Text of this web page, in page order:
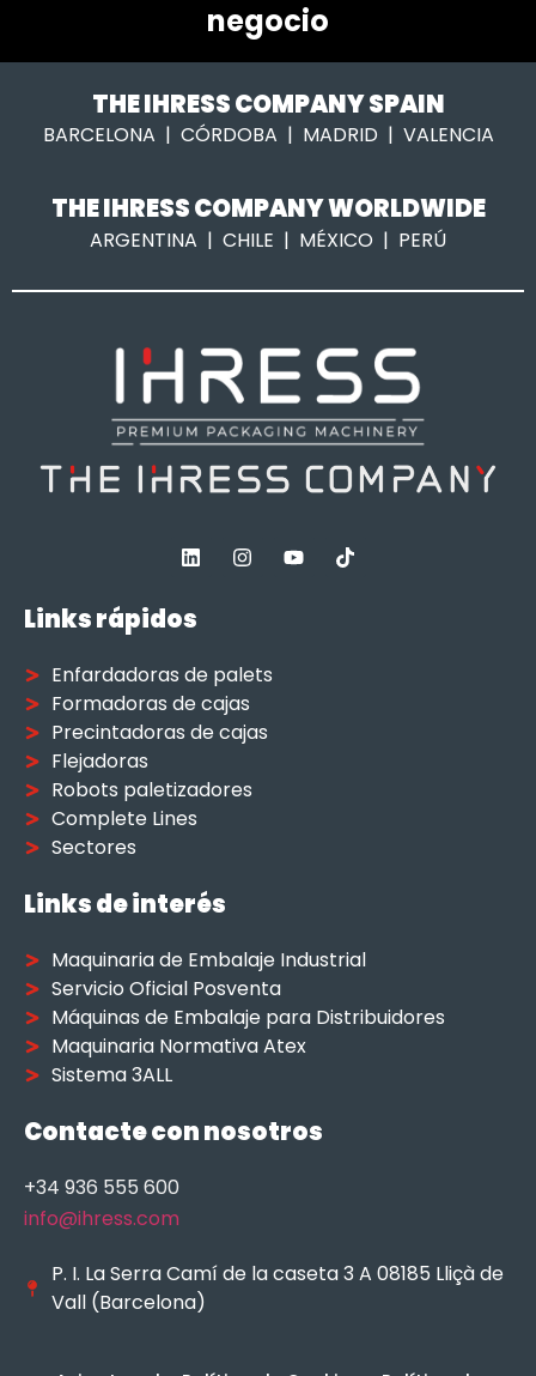
negocio
THE IHRESS COMPANY SPAIN
BARCELONA | CÓRDOBA | MADRID | VALENCIA
THE IHRESS COMPANY WORLDWIDE
ARGENTINA | CHILE | MÉXICO | PERÚ
Links rápidos
Enfardadoras de palets
Formadoras de cajas
Precintadoras de cajas
Flejadoras
Robots paletizadores
Complete Lines
Sectores
Links de interés
Maquinaria de Embalaje Industrial
Servicio Oficial Posventa
Máquinas de Embalaje para Distribuidores
Maquinaria Normativa Atex
Sistema 3ALL
Contacte con nosotros
+34 936 555 600
info@ihress.com
P. I. La Serra Camí de la caseta 3 A 08185 Lliçà de
Vall (Barcelona)